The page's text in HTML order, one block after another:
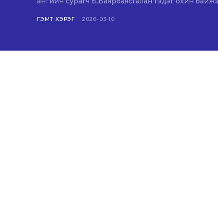
ГЭМТ ХЭРЭГ 2026-03-10